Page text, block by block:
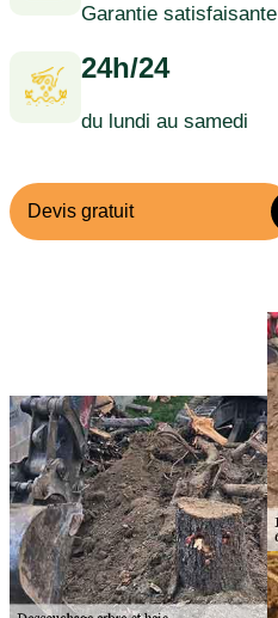
Garantie satisfaisante
24h/24
du lundi au samedi
Devis gratuit